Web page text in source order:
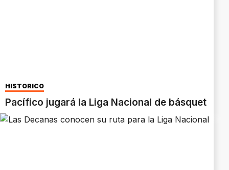
HISTÓRICO
Pacífico jugará la Liga Nacional de básquet